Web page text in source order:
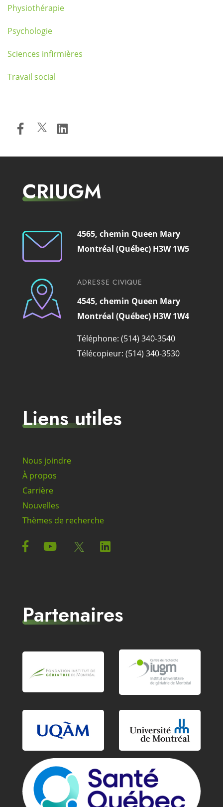
Physiothérapie
Psychologie
Sciences infirmières
Travail social
CRIUGM
4565, chemin Queen Mary
Montréal (Québec) H3W 1W5
ADRESSE CIVIQUE
4545, chemin Queen Mary
Montréal (Québec) H3W 1W4
Téléphone: (514) 340-3540
Télécopieur: (514) 340-3530
Liens utiles
Nous joindre
À propos
Carrière
Nouvelles
Thèmes de recherche
Partenaires